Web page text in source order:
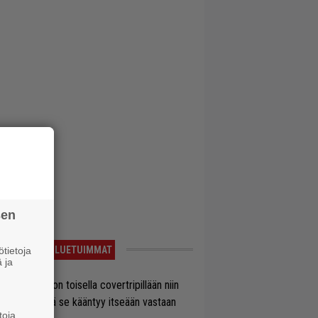
LUETUIMMAT
Saimaa on toisella covertripillään niin
että se kääntyy itseään vastaan
ja